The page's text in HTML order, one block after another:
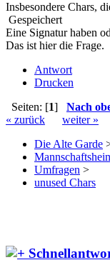
Insbesondere Chars,
Gespeichert
Eine Signatur haben
Das ist hier die Frage.
Antwort
Drucken
Seiten: [1] Nach
« zurück
weiter »
Die Alte Garde
Umfragen >
unused Chars